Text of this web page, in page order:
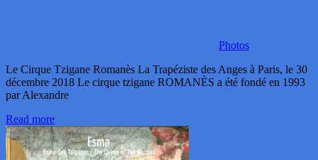
Photos
Le Cirque Tzigane Romanès La Trapéziste des Anges à Paris, le 30
décembre 2018 Le cirque tzigane ROMANÈS a été fondé en 1993
par Alexandre
Read more